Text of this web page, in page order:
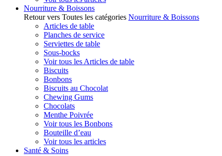
Nourriture & Boissons
Retour vers Toutes les catégories Nourriture & Boissons
Articles de table
Planches de service
Serviettes de table
Sous-bocks
Voir tous les Articles de table
Biscuits
Bonbons
Biscuits au Chocolat
Chewing Gums
Chocolats
Menthe Poivrée
Voir tous les Bonbons
Bouteille d’eau
Voir tous les articles
Santé & Soins